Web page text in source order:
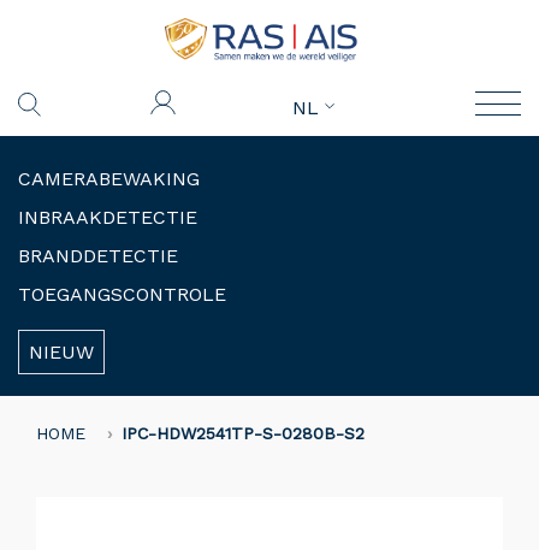
NL
CAMERABEWAKING
INBRAAKDETECTIE
BRANDDETECTIE
TOEGANGSCONTROLE
NIEUW
HOME IPC-HDW2541TP-S-0280B-S2